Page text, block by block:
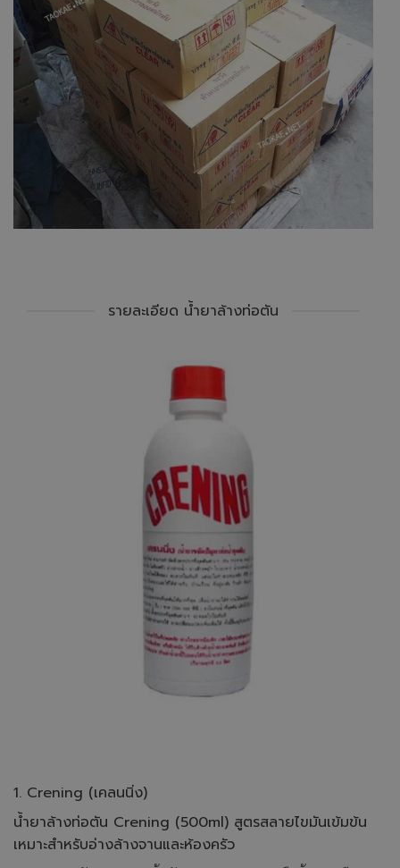
รายละเอียด น้ำยาล้างท่อตัน
1. Crening (เคลนนิ่ง)
น้ำยาล้างท่อตัน Crening (500ml) สูตรสลายไขมันเข้มข้น
เหมาะสำหรับอ่างล้างจานและห้องครัว